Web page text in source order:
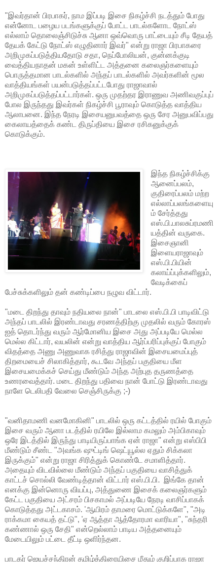
"இவர்தான் பிரபாகர், நாம இப்படி இசை நிகழ்ச்சி நடத்தும் போது
என்னோட பழைய படங்களுக்குப் போட்ட பாடல்களோட நோட்ஸ்
எல்லாம் தொலைஞ்சிடுச்சு ஆனா ஒவ்வொரு பாட்டையும் சீடி தேயத்
தேயக் கேட்டு நோட்ஸ் எழுதினார் இவர்" என்று ராஜா பிரபாகரை
அறிமுகப்படுத்தியதோடு சதா, நெப்போலியன், குன்னக்குடி
வைத்தியநாதன் மகன் உள்ளிட்ட அத்தனை கலைஞர்களையும்
பொருத்தமான பாடல்களில் அந்தப் பாடல்களில் அவர்களின் மூல
வாத்தியங்கள் பயன்படுத்தப்பட்டபோது ராஜாவால்
அறிமுகப்படுத்தப்பட்டார்கள். ஒரு முதற்தர இராணுவ அணிவகுப்புப்
போல இருந்தது இவர்கள் நிகழ்ச்சி பூராவும் கொடுத்த வாத்திய
ஆலாபனை. இந்த நேரடி இசையனுபவத்தை ஒரு சேர அனுபவிப்பது
கைலாயத்தைக் கண்ட திருப்தியை இசை ரசிகனுக்குக்
கொடுக்கும்.
இந்த நிகழ்ச்சிக்கு
ஆனைப்பலம்,
குதிரைப்பலம் மற்ற
எல்லாப்பலங்களையு
ம் சேர்த்தது
எஸ்.பி.பாலசுப்ரமணி
யத்தின் வருகை.
இசைஞானி
இளையராஜாவும்
எஸ்.பி.பியின்
கலாய்ப்புக்களிலும்,
வேடிக்கைப்
பேச்சுக்களிலும் தன் கண்டிப்பை நழுவ விட்டார்.
"மடை திறந்து தாவும் நதியலை நான்" பாடலை எஸ்.பி.பி பாடிவிட்டு
அந்தப் பாடலில் இரண்டாவது சரணத்திற்கு முதலில் வரும் கோரஸ்
ஐத் தொடர்ந்து வரும் ஆர்மோனிய இசை அது அப்படியே மெல்ல
மெல்ல கிட்டார், வயலின் என்று வாத்திய ஆர்ப்பரிப்புக்குப் போகும்
விதத்தை அணு அணுவாக ரசித்து ராஜாவின் இசையமைப்புத்
திறமையைச் சிலாகித்தார், கூடவே அந்தப் பகுதியை மீள
இசையமைக்கச் செய்து மீண்டும் அந்த அற்புத தருணத்தை
உணரவைத்தார். மடை திறந்து பதிவை நான் போட்டு இரண்டாவது
நாளே டெலிபதி வேலை செஞ்சிருக்கு ;-)
"வனிதாமணி வனமோகினி" பாடலில் ஒரு கட்டத்தில் ரயில் போகும்
இசை வரும் ஆனா படத்தில் ரயிலே இல்லாம கமலும் அம்பிகாவும்
ஒரே இடத்தில் இருந்து பாடியிருப்பாங்க ஏன் ராஜா" என்று எஸ்பிபி
மீண்டும் சீண்ட "அவங்க ஷுட்டிங் ஷெட்யூல்ல ஏதும் சிக்கலா
இருக்கும்" என்று ராஜா சிரித்துக் கொண்டே சமாளித்தார்.
அதையும் விடவில்லை மீண்டும் அந்தப் பகுதியை வாசித்துக்
காட்டச் சொல்லி வேண்டித்தான் விட்டார் எஸ்.பி.பி. இங்கே தான்
எனக்கு இன்னொரு வியப்பு, அத்துணை இசைக் கலைஞர்களும்
கேட்ட பகுதியை அட்சரம் பிசகாமல் அப்படியே நேரடி வாசிப்பாகக்
கொடுத்தது அட்டகாசம். 'ஆயிரம் தாமரை மொட்டுக்களே", "அடி
ராக்கமா கையத் தட்டு", 'ஏ ஆத்தா ஆத்தோரமா வாரியா", "சுந்தரி
கண்ணால் ஒரு சேதி" என்றெல்லாம் பாடிய அத்தனையும்
மேடையிலும் பட்டை தீட்டி ஒளிர்ந்தன.
பாடகர் ஜெயச்சந்திரன் தமிழ்த்திரையிசை மீதும் குறிப்பாக ராஜா